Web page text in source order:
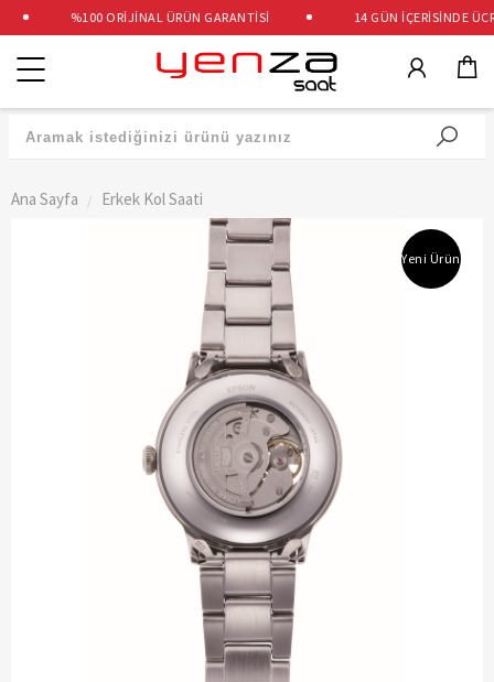
%100 ORİJİNAL ÜRÜN GARANTİSİ 14 GÜN İÇERİSİNDE
Kategoriler
Ana Sayfa Erkek Kol Saati
Yeni Ürün